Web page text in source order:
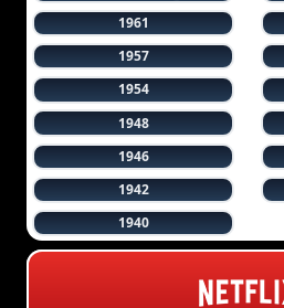
1961
1957
1954
1948
1946
1942
1940